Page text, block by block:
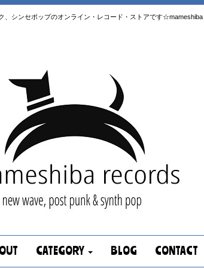
シンセポップのオンライン・レコード・ストアです
CATEGORY BLOG CONTACT